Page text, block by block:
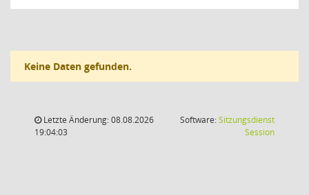
Keine Daten gefunden.
Letzte Änderung: 08.08.2026
19:04:03
Software:Sitzungsdienst
Session(Wird in